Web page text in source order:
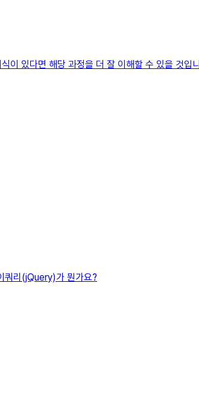
이 있다면 해당 과정을 더 잘 이해할 수 있을 것
쿼리(jQuery)가 뭔가요?